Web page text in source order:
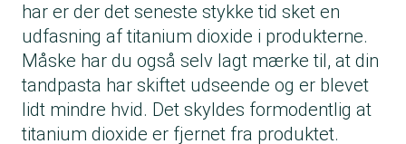
har er der det seneste stykke tid sket en
udfasning af titanium dioxide i produkterne.
Måske har du også selv lagt mærke til, at din
tandpasta har skiftet udseende og er blevet
lidt mindre hvid. Det skyldes formodentlig at
titanium dioxide er fjernet fra produktet.